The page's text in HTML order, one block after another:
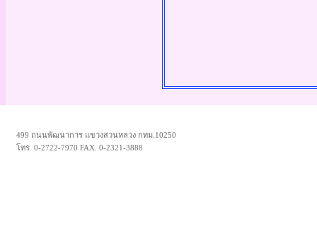
499 ถนนพัฒนาการ แขวงสวนหลวง กทม.10250
โทร. 0-2722-7970 FAX. 0-2321-3888